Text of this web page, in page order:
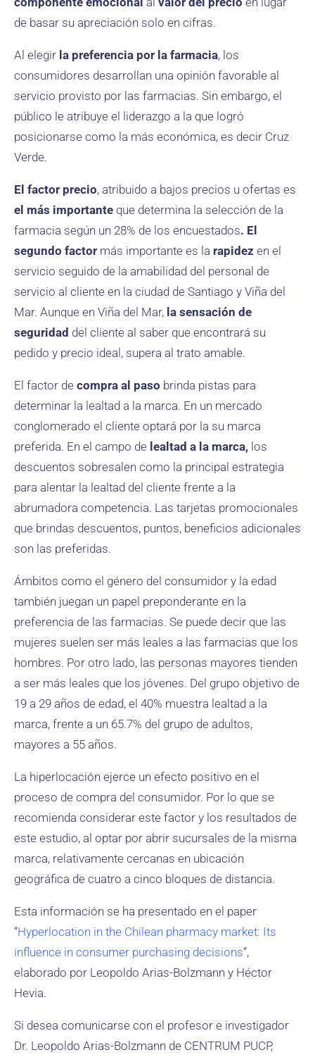
de basar su apreciación solo en cifras.
Al elegir la preferencia por la farmacia, los
consumidores desarrollan una opinión favorable al
servicio provisto por las farmacias. Sin embargo, el
público le atribuye el liderazgo a la que logró
posicionarse como la más económica, es decir Cruz
Verde.
El factor precio, atribuido a bajos precios u ofertas es
el más importante que determina la selección de la
farmacia según un 28% de los encuestados. El
segundo factor más importante es la rapidez en el
servicio seguido de la amabilidad del personal de
servicio al cliente en la ciudad de Santiago y Viña del
Mar. Aunque en Viña del Mar, la sensación de
seguridad del cliente al saber que encontrará su
pedido y precio ideal, supera al trato amable.
El factor de compra al paso brinda pistas para
determinar la lealtad a la marca. En un mercado
conglomerado el cliente optará por la su marca
preferida. En el campo de lealtad a la marca, los
descuentos sobresalen como la principal estrategia
para alentar la lealtad del cliente frente a la
abrumadora competencia. Las tarjetas promocionales
que brindas descuentos, puntos, beneficios adicionales
son las preferidas.
Ámbitos como el género del consumidor y la edad
también juegan un papel preponderante en la
preferencia de las farmacias. Se puede decir que las
mujeres suelen ser más leales a las farmacias que los
hombres. Por otro lado, las personas mayores tienden
a ser más leales que los jóvenes. Del grupo objetivo de
19 a 29 años de edad, el 40% muestra lealtad a la
marca, frente a un 65.7% del grupo de adultos,
mayores a 55 años.
La hiperlocación ejerce un efecto positivo en el
proceso de compra del consumidor. Por lo que se
recomienda considerar este factor y los resultados de
este estudio, al optar por abrir sucursales de la misma
marca, relativamente cercanas en ubicación
geográfica de cuatro a cinco bloques de distancia.
Esta información se ha presentado en el paper
“Hyperlocation in the Chilean pharmacy market: Its
influence in consumer purchasing decisions”,
elaborado por Leopoldo Arias-Bolzmann y Héctor
Hevia.
Si desea comunicarse con el profesor e investigador
Dr. Leopoldo Arias-Bolzmann de CENTRUM PUCP,